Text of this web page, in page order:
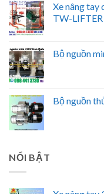
Xe nâng tay
TW-
Bộ nguồn
Bộ nguồn
NỔI BẬT